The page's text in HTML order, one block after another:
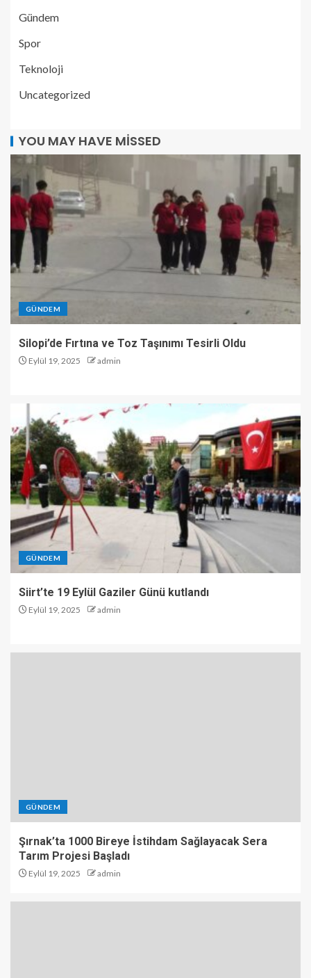
Gündem
Spor
Teknoloji
Uncategorized
YOU MAY HAVE MISSED
GÜNDEM
Silopi’de Fırtına ve Toz Taşınımı Tesirli Oldu
Eylül 19, 2025 admin
GÜNDEM
Siirt’te 19 Eylül Gaziler Günü kutlandı
Eylül 19, 2025 admin
GÜNDEM
Şırnak’ta 1000 Bireye İstihdam Sağlayacak Sera
Tarım Projesi Başladı
Eylül 19, 2025 admin